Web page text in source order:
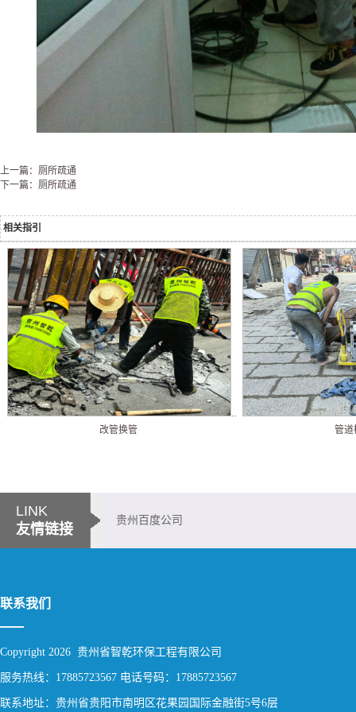
上一篇：厕所疏通
下一篇：厕所疏通
相关指引
改管换管 管道
LINK
友情链接
贵州百度公司
联系我们
Copyright 2026 贵州省智乾环保工程有限公司
服务热线：17885723567 电话号码：17885723567
联系地址：贵州省贵阳市南明区花果园国际金融街5号6层